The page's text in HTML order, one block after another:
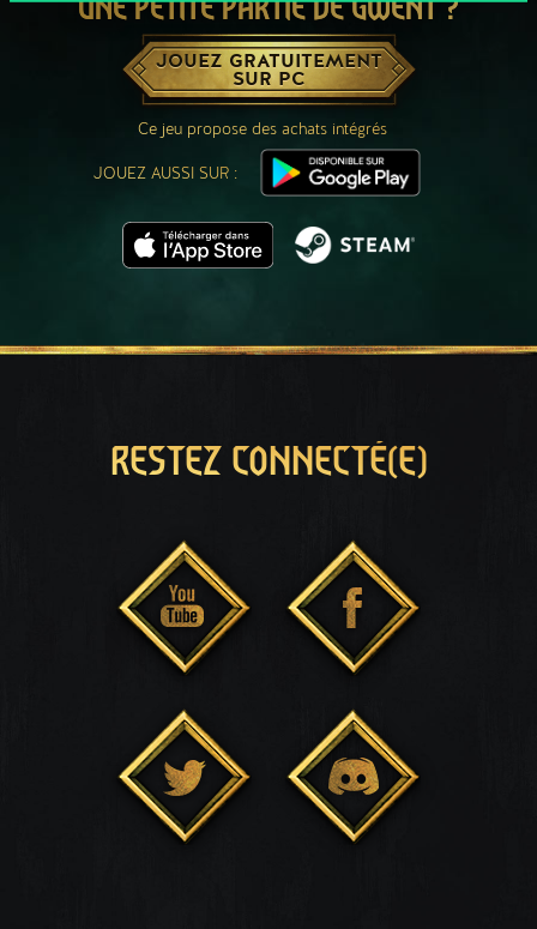
UNE PETITE PARTIE DE GWENT ?
JOUEZ GRATUITEMENT
SUR PC
Ce jeu propose des achats intégrés
JOUEZ AUSSI SUR :
RESTEZ CONNECTÉ(E)